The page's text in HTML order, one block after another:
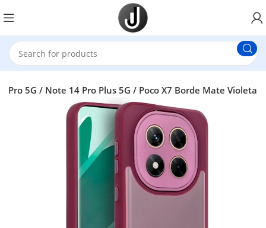
Pro 5G / Note 14 Pro Plus 5G / Poco X7 Borde Mate Violeta